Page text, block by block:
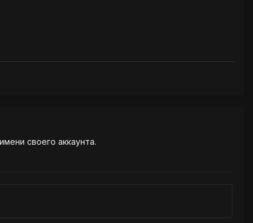
своего аккаунта.